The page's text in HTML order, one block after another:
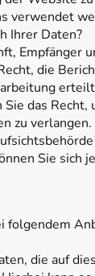
verwendet
Ihrer Daten?
Empfänger
die
das
zu
Sie sich
folgendem
die auf